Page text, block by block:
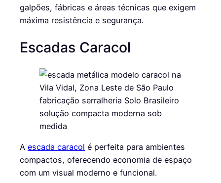
galpões, fábricas e áreas técnicas que exigem
máxima resistência e segurança.
Escadas Caracol
A escada caracol é perfeita para ambientes
compactos, oferecendo economia de espaço
com um visual moderno e funcional.